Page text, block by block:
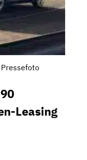
Leasing